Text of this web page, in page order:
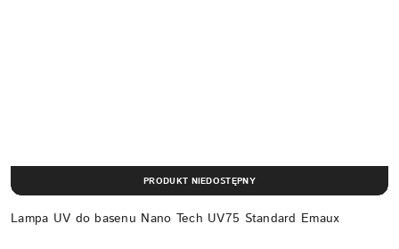
Lampa UV do basenu Nano Tech UV75 Standard Emaux
PRODUKT NIEDOSTĘPNY